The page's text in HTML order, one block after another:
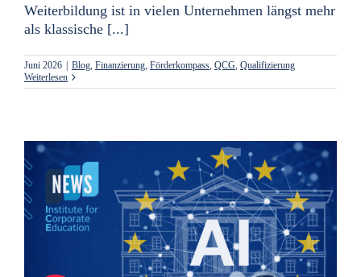
Weiterbildung ist in vielen Unternehmen längst mehr
als klassische [...]
Juni 2026 | Blog Finanzierung Förderkompass QCG Qualifizierung
Weiterlesen